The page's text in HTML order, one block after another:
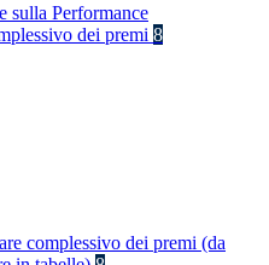
sulla Performance
dei premi 8
complessivo dei premi (da